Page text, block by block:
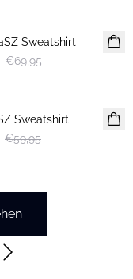
Sweatshirt
€69,95
Sweatshirt
€59,95